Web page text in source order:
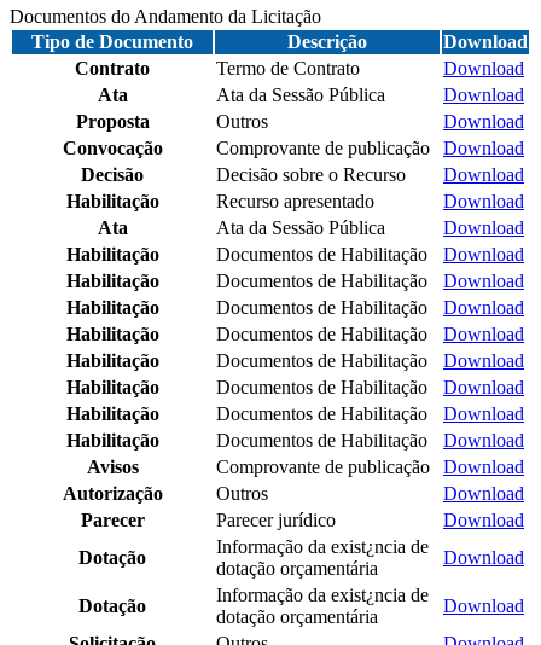
Documentos do Andamento da Licitação
Tipo de Documento
Descrição
Download
Contrato
Termo de Contrato
Download
Ata
Ata da Sessão Pública
Download
Proposta
Outros
Download
Convocação
Comprovante de publicação
Download
Decisão
Decisão sobre o Recurso
Download
Habilitação
Recurso apresentado
Download
Ata
Ata da Sessão Pública
Download
Habilitação
Documentos de Habilitação
Download
Habilitação
Documentos de Habilitação
Download
Habilitação
Documentos de Habilitação
Download
Habilitação
Documentos de Habilitação
Download
Habilitação
Documentos de Habilitação
Download
Habilitação
Documentos de Habilitação
Download
Habilitação
Documentos de Habilitação
Download
Habilitação
Documentos de Habilitação
Download
Avisos
Comprovante de publicação
Download
Autorização
Outros
Download
Parecer
Parecer jurídico
Download
Dotação
Informação da exist¿ncia de
dotação orçamentária
Download
Dotação
Informação da exist¿ncia de
dotação orçamentária
Download